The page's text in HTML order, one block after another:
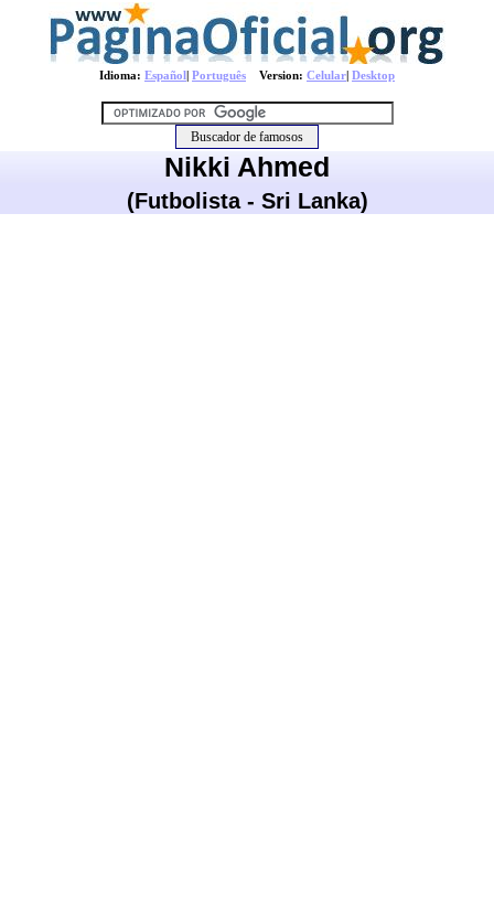
Idioma: Español| Português Version: Celular| Desktop
Nikki Ahmed
(Futbolista - Sri Lanka)